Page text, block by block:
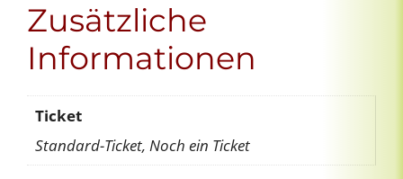
Zusätzliche
Informationen
Ticket
Standard-Ticket, Noch ein Ticket